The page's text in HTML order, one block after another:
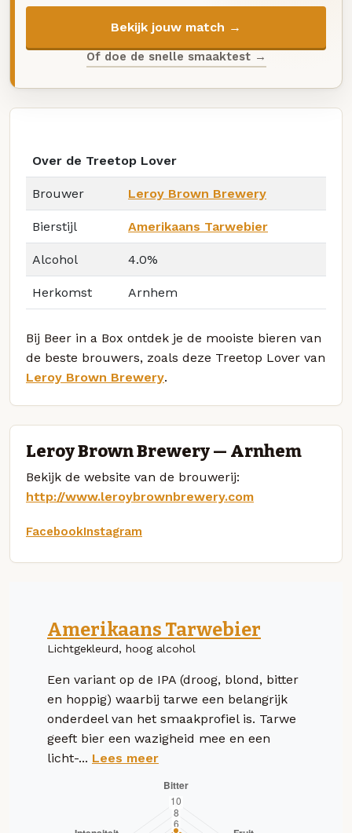
Bekijk jouw match →
Of doe de snelle smaaktest →
Over de Treetop Lover
Brouwer Leroy Brown Brewery
Bierstijl Amerikaans Tarwebier
Alcohol 4.0%
Herkomst Arnhem
Bij Beer in a Box ontdek je de mooiste bieren van
de beste brouwers, zoals deze Treetop Lover van
Leroy Brown Brewery.
Leroy Brown Brewery — Arnhem
Bekijk de website van de brouwerij:
http://www.leroybrownbrewery.com
FacebookInstagram
Amerikaans Tarwebier
Lichtgekleurd, hoog alcohol
Een variant op de IPA (droog, blond, bitter
en hoppig) waarbij tarwe een belangrijk
onderdeel van het smaakprofiel is. Tarwe
geeft bier een wazigheid mee en een
licht-... Lees meer